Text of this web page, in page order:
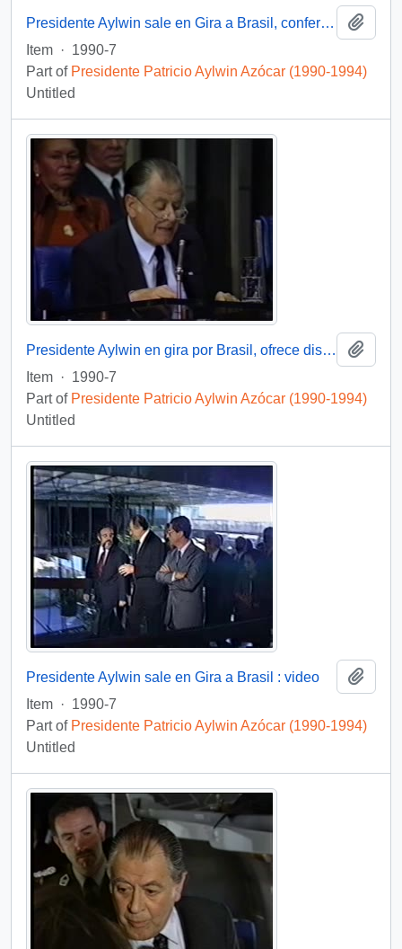
Presidente Aylwin sale en Gira a Brasil, conferencia de prensa : video
Item · 1990-7
Part of Presidente Patricio Aylwin Azócar (1990-1994)
Untitled
Presidente Aylwin en gira por Brasil, ofrece discurso : video
Item · 1990-7
Part of Presidente Patricio Aylwin Azócar (1990-1994)
Untitled
Presidente Aylwin sale en Gira a Brasil : video
Item · 1990-7
Part of Presidente Patricio Aylwin Azócar (1990-1994)
Untitled